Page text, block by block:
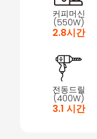
커피머신
(550W)
2.8시간
전동드릴
(400W)
3.1 시간